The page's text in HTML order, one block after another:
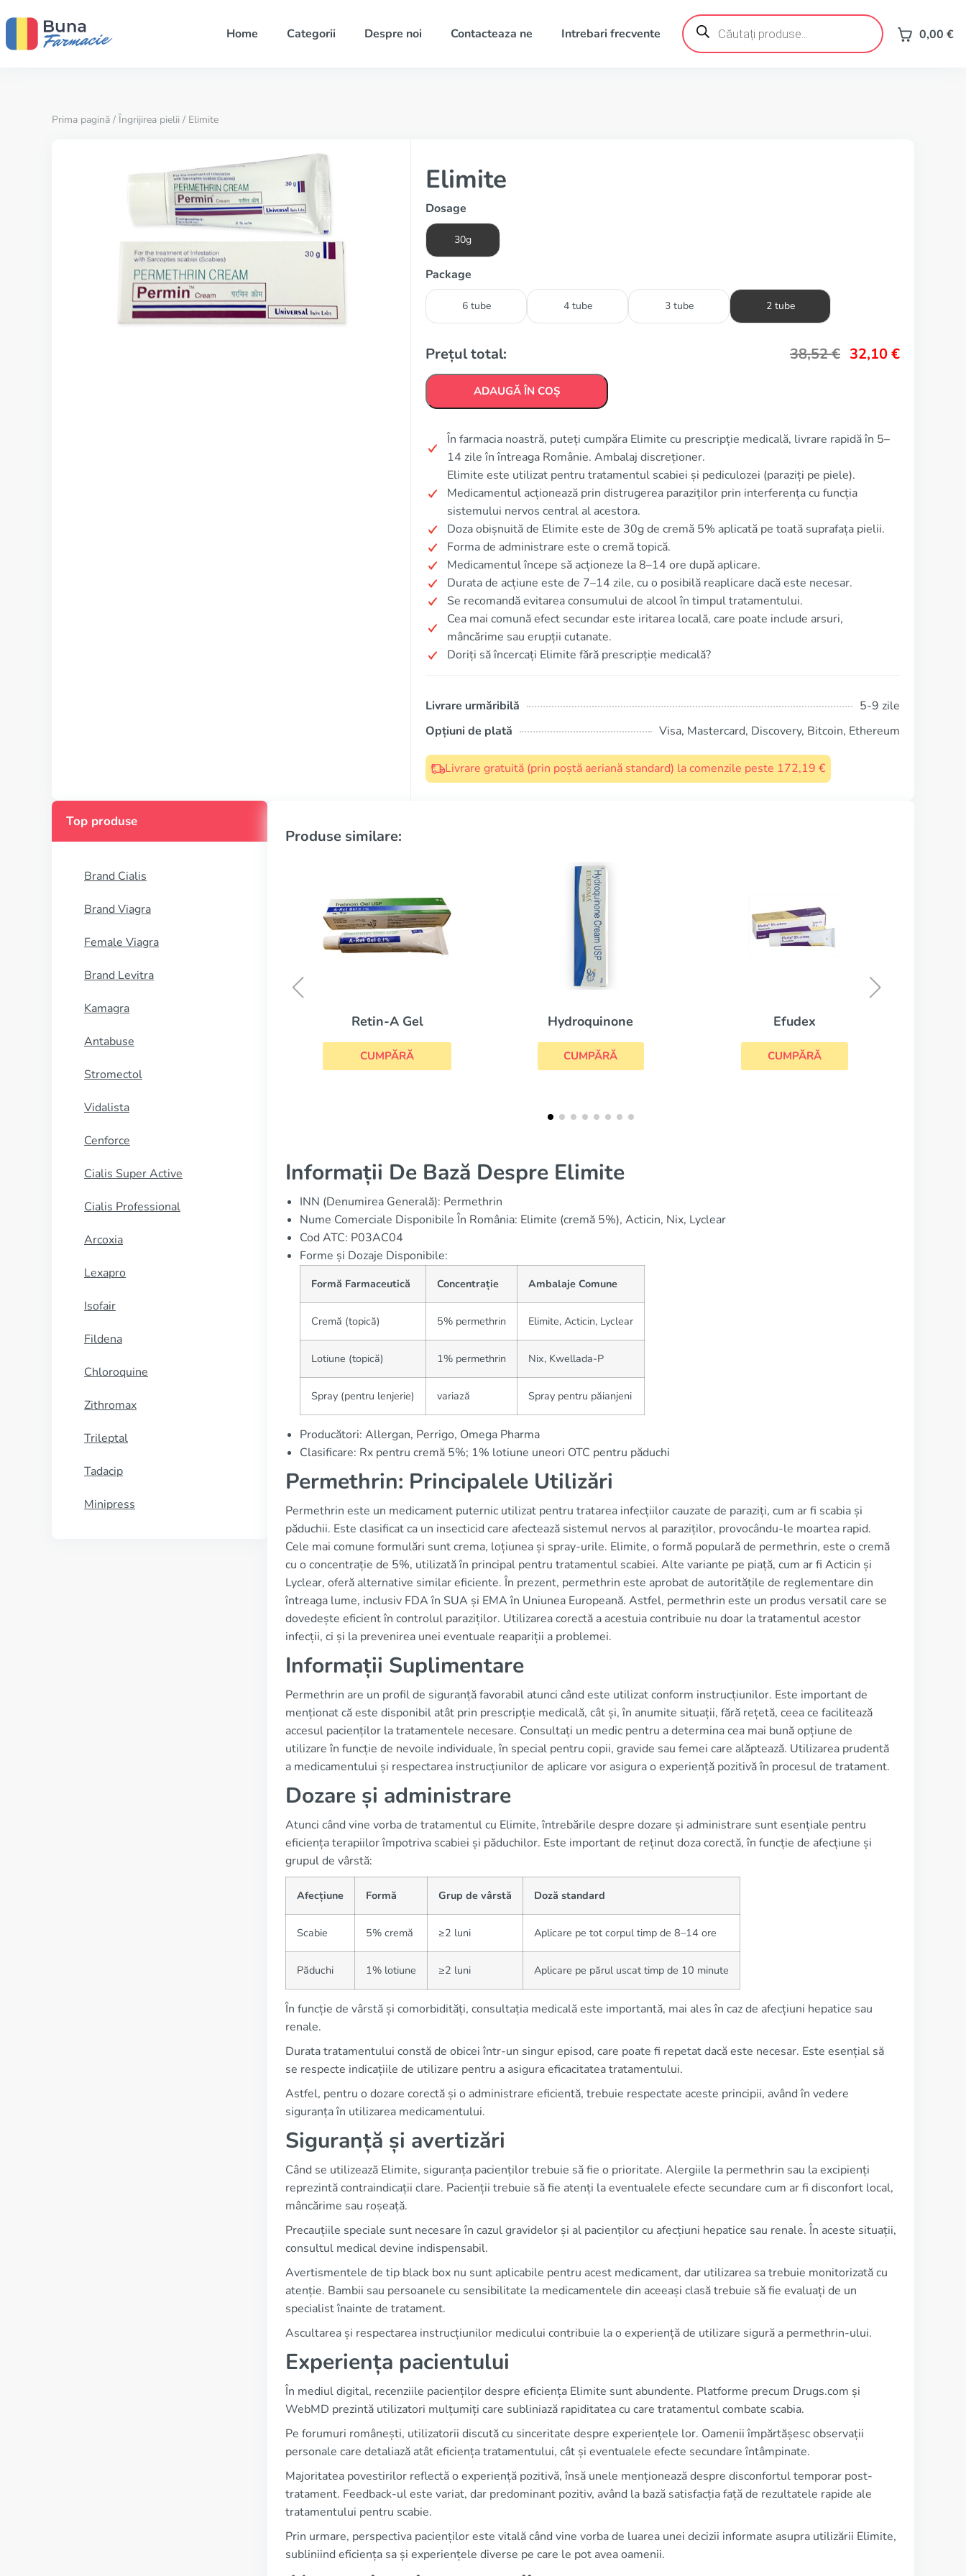
Home Categorii Despre noi Contacteaza ne Intrebari frecvente
Products
search 0,00 €
Prima pagină / Îngrijirea pielii / Elimite
Elimite
Dosage
30g
Package
6 tube 4 tube 3 tube 2 tube
Prețul total: 38,52€ 32,10€
ADAUGĂ ÎN COȘ
În farmacia noastră, puteți cumpăra Elimite cu prescripție medicală, livrare rapidă în 5–
14 zile în întreaga Românie. Ambalaj discreționer.
Elimite este utilizat pentru tratamentul scabiei și pediculozei (paraziți pe piele).
Medicamentul acționează prin distrugerea paraziților prin interferența cu funcția
sistemului nervos central al acestora.
Doza obișnuită de Elimite este de 30g de cremă 5% aplicată pe toată suprafața pielii.
Forma de administrare este o cremă topică.
Medicamentul începe să acționeze la 8–14 ore după aplicare.
Durata de acțiune este de 7–14 zile, cu o posibilă reaplicare dacă este necesar.
Se recomandă evitarea consumului de alcool în timpul tratamentului.
Cea mai comună efect secundar este iritarea locală, care poate include arsuri,
mâncărime sau erupții cutanate.
Doriți să încercați Elimite fără prescripție medicală?
Livrare urmăribilă
5-9 zile
Opțiuni de plată
Visa, Mastercard, Discovery, Bitcoin, Ethereum
Livrare gratuită (prin poștă aeriană standard) la comenzile peste 172,19 €
Top produse
Brand Cialis
Brand Viagra
Female Viagra
Brand Levitra
Kamagra
Antabuse
Stromectol
Vidalista
Cenforce
Cialis Super Active
Cialis Professional
Arcoxia
Lexapro
Isofair
Fildena
Chloroquine
Zithromax
Trileptal
Tadacip
Minipress
Produse similare:
Hydroquinone
CUMPĂRĂ
Informații De Bază Despre Elimite
INN (Denumirea Generală): Permethrin
Nume Comerciale Disponibile În România: Elimite (cremă 5%), Acticin, Nix, Lyclear
Cod ATC: P03AC04
Forme și Dozaje Disponibile:
Formă Farmaceutică Concentrație Ambalaje Comune
Cremă (topică) 5% permethrin Elimite, Acticin, Lyclear
Lotiune (topică) 1% permethrin Nix, Kwellada-P
Spray (pentru lenjerie) variază Spray pentru păianjeni
Producători: Allergan, Perrigo, Omega Pharma
Clasificare: Rx pentru cremă 5%; 1% lotiune uneori OTC pentru păduchi
Permethrin: Principalele Utilizări
Permethrin este un medicament puternic utilizat pentru tratarea infecțiilor cauzate de paraziți, cum ar fi scabia și
păduchii. Este clasificat ca un insecticid care afectează sistemul nervos al paraziților, provocându-le moartea rapid.
Cele mai comune formulări sunt crema, loțiunea și spray-urile. Elimite, o formă populară de permethrin, este o cremă
cu o concentrație de 5%, utilizată în principal pentru tratamentul scabiei. Alte variante pe piață, cum ar fi Acticin și
Lyclear, oferă alternative similar eficiente. În prezent, permethrin este aprobat de autoritățile de reglementare din
întreaga lume, inclusiv FDA în SUA și EMA în Uniunea Europeană. Astfel, permethrin este un produs versatil care se
dovedește eficient în controlul paraziților. Utilizarea corectă a acestuia contribuie nu doar la tratamentul acestor
infecții, ci și la prevenirea unei eventuale reapariții a problemei.
Informații Suplimentare
Permethrin are un profil de siguranță favorabil atunci când este utilizat conform instrucțiunilor. Este important de
menționat că este disponibil atât prin prescripție medicală, cât și, în anumite situații, fără rețetă, ceea ce facilitează
accesul pacienților la tratamentele necesare. Consultați un medic pentru a determina cea mai bună opțiune de
utilizare în funcție de nevoile individuale, în special pentru copii, gravide sau femei care alăptează. Utilizarea prudentă
a medicamentului și respectarea instrucțiunilor de aplicare vor asigura o experiență pozitivă în procesul de tratament.
Dozare și administrare
Atunci când vine vorba de tratamentul cu Elimite, întrebările despre dozare și administrare sunt esențiale pentru
eficiența terapiilor împotriva scabiei și păduchilor. Este important de reținut doza corectă, în funcție de afecțiune și
grupul de vârstă:
Afecțiune Formă Grup de vârstă Doză standard
Scabie 5% cremă ≥2 luni Aplicare pe tot corpul timp de 8–14 ore
Păduchi 1% lotiune ≥2 luni Aplicare pe părul uscat timp de 10 minute
În funcție de vârstă și comorbidități, consultația medicală este importantă, mai ales în caz de afecțiuni hepatice sau
renale.
Durata tratamentului constă de obicei într-un singur episod, care poate fi repetat dacă este necesar. Este esențial să
se respecte indicațiile de utilizare pentru a asigura eficacitatea tratamentului.
Astfel, pentru o dozare corectă și o administrare eficientă, trebuie respectate aceste principii, având în vedere
siguranța în utilizarea medicamentului.
Siguranță și avertizări
Când se utilizează Elimite, siguranța pacienților trebuie să fie o prioritate. Alergiile la permethrin sau la excipienți
reprezintă contraindicații clare. Pacienții trebuie să fie atenți la eventualele efecte secundare cum ar fi disconfort local,
mâncărime sau roșeață.
Precauțiile speciale sunt necesare în cazul gravidelor și al pacienților cu afecțiuni hepatice sau renale. În aceste situații,
consultul medical devine indispensabil.
Avertismentele de tip black box nu sunt aplicabile pentru acest medicament, dar utilizarea sa trebuie monitorizată cu
atenție. Bambii sau persoanele cu sensibilitate la medicamentele din aceeași clasă trebuie să fie evaluați de un
specialist înainte de tratament.
Ascultarea și respectarea instrucțiunilor medicului contribuie la o experiență de utilizare sigură a permethrin-ului.
Experiența pacientului
În mediul digital, recenziile pacienților despre eficiența Elimite sunt abundente. Platforme precum Drugs.com și
WebMD prezintă utilizatori mulțumiți care subliniază rapiditatea cu care tratamentul combate scabia.
Pe forumuri românești, utilizatorii discută cu sinceritate despre experiențele lor. Oamenii împărtășesc observații
personale care detaliază atât eficiența tratamentului, cât și eventualele efecte secundare întâmpinate.
Majoritatea povestirilor reflectă o experiență pozitivă, însă unele menționează despre disconfortul temporar post-
tratament. Feedback-ul este variat, dar predominant pozitiv, având la bază satisfacția față de rezultatele rapide ale
tratamentului pentru scabie.
Prin urmare, perspectiva pacienților este vitală când vine vorba de luarea unei decizii informate asupra utilizării Elimite,
subliniind eficiența sa și experiențele diverse pe care le pot avea oamenii.